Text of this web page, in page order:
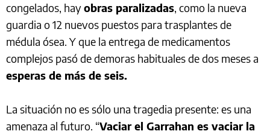
congelados, hayobras paralizadas, como la nueva
guardia o 12 nuevos puestos para trasplantes de
médula ósea. Y que la entrega de medicamentos
complejos pasó de demoras habituales de dos meses a
esperas de más de seis.
La situación no es sólo una tragedia presente: es una
amenaza al futuro. “Vaciar el Garrahan es vaciar la